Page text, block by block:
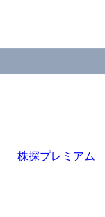
株探プレミアム